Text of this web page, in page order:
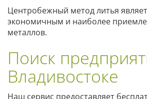
Центробежный метод литья
экономичным и наиболее
металлов.
Поиск
Владивостоке
Наш сервис предоставляет